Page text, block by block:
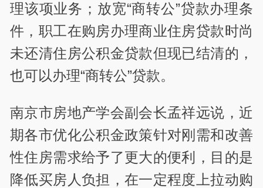
理该项业务；放宽“商转公”贷款办理条
件，职工在购房办理商业住房贷款时尚
未还清住房公积金贷款但现已结清的，
也可以办理“商转公”贷款。
南京市房地产学会副会长孟祥远说，近
期各市优化公积金政策针对刚需和改善
性住房需求给予了更大的便利，目的是
降低买房人负担，在一定程度上拉动购